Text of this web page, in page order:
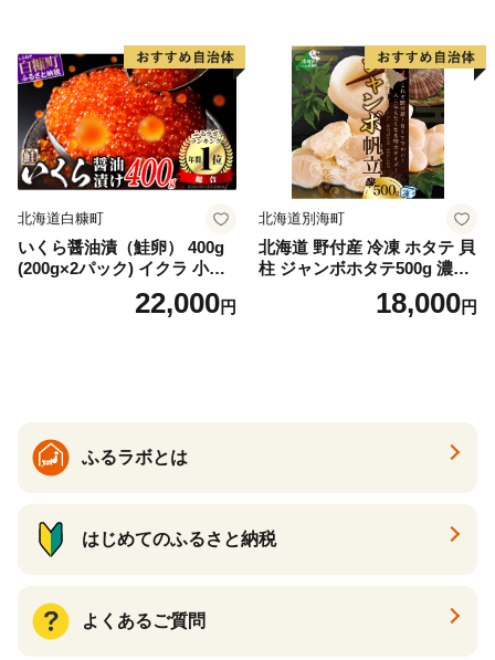
満足 美味しい 贈答 生食用 刺
身 お刺身 刺し身 魚介類 海鮮
冷凍 厚切り 薄切り ふるさと
納税 ふるさとチョイス チョ
イス 北海道 白糠町
北海道白糠町
いくら醤油漬（鮭卵） 400g
(200g×2パック) イクラ 小分
け いくら醤油漬 鮭いくら い
くら醤油漬け 鮭 鮭卵 ikura
22,000円
北海道別海町
北海道 野付産 冷凍 ホタテ 貝
柱 ジャンボホタテ500g 濃厚
な旨味と甘み （ほたて ホタ
テ 帆立 貝柱 ホタテ貝柱 大玉
18,000円
ふるラボとは
はじめてのふるさと納税
よくあるご質問